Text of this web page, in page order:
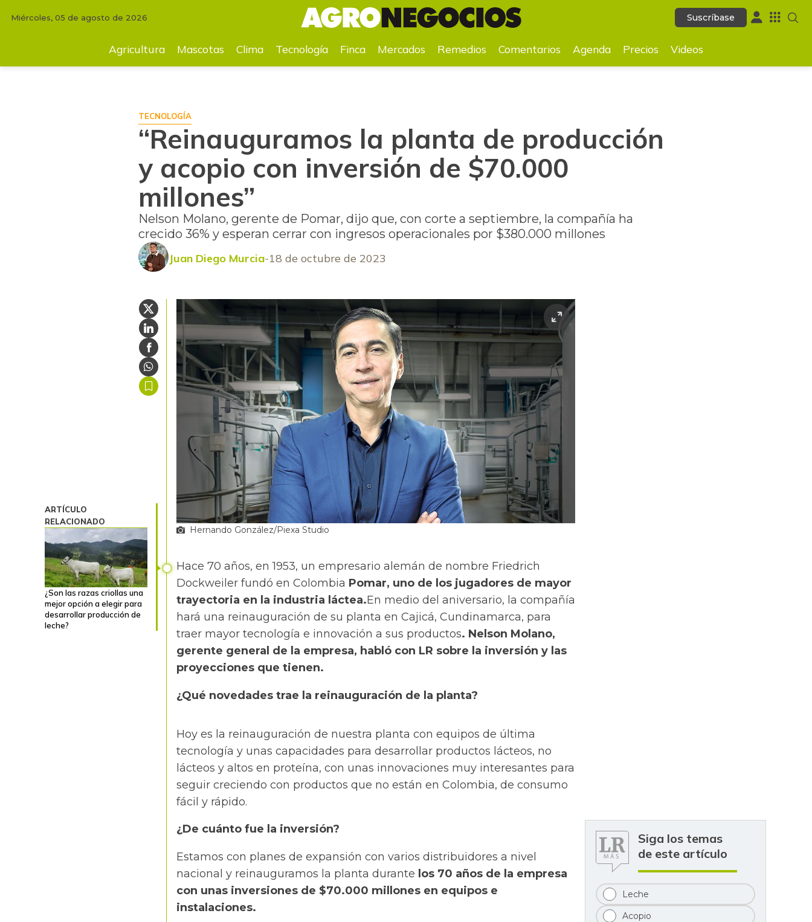
Suscríbase
“Reinauguramos la planta de producción y acopio con inversión de $70.000 millones”
Miércoles, 05 de agosto de 2026 Suscríbase
Agricultura Mascotas Clima Tecnología Finca Mercados Remedios Comentarios Agenda Precios Videos
TECNOLOGÍA
“Reinauguramos la planta de producción
y acopio con inversión de $70.000
millones”
Nelson Molano, gerente de Pomar, dijo que, con corte a septiembre, la compañía ha
crecido 36% y esperan cerrar con ingresos operacionales por $380.000 millones
Juan Diego Murcia 18 de octubre de 2023
Hernando González/Piexa Studio
ARTÍCULO
RELACIONADO
¿Son las razas criollas una
mejor opción a elegir para
desarrollar producción de
leche?
Hace 70 años, en 1953, un empresario alemán de nombre Friedrich
Dockweiler fundó en Colombia Pomar, uno de los jugadores de mayor
trayectoria en la industria láctea.En medio del aniversario, la compañía
hará una reinauguración de su planta en Cajicá, Cundinamarca, para
traer mayor tecnología e innovación a sus productos. Nelson Molano,
gerente general de la empresa, habló con LR sobre la inversión y las
proyecciones que tienen.
¿Qué novedades trae la reinauguración de la planta?
Hoy es la reinauguración de nuestra planta con equipos de última
tecnología y unas capacidades para desarrollar productos lácteos, no
lácteos y altos en proteína, con unas innovaciones muy interesantes para
seguir creciendo con productos que no están en Colombia, de consumo
fácil y rápido.
¿De cuánto fue la inversión?
Estamos con planes de expansión con varios distribuidores a nivel
nacional y reinauguramos la planta durante los 70 años de la empresa
con unas inversiones de $70.000 millones en equipos e
instalaciones.
Siga los temas
de este artículo
Leche
Acopio